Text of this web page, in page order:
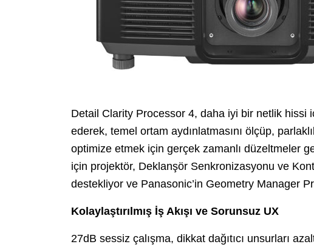
Detail Clarity Processor 4, daha iyi bir netlik hissi
ederek, temel ortam aydınlatmasını ölçüp,
optimize etmek için gerçek zamanlı düzeltmeler
için projektör, Deklanşör Senkronizasyonu ve
destekliyor ve Panasonic’in Geometry Manager
Kolaylaştırılmış İş Akışı ve Sorunsuz UX
27dB sessiz çalışma, dikkat dağıtıcı unsurları